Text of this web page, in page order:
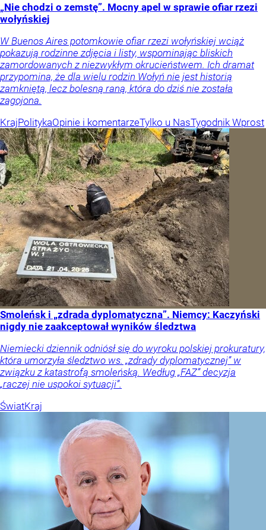
„Nie chodzi o zemstę”. Mocny apel w sprawie ofiar rzezi
wołyńskiej
W Buenos Aires potomkowie ofiar rzezi wołyńskiej wciąż
pokazują rodzinne zdjęcia i listy, wspominając bliskich
zamordowanych z niezwykłym okrucieństwem. Ich dramat
przypomina, że dla wielu rodzin Wołyń nie jest historią
zamkniętą, lecz bolesną raną, która do dziś nie została
zagojona.
KrajPolitykaOpinie i komentarzeTylko u NasTygodnik Wprost
Smoleńsk i „zdrada dyplomatyczna”. Niemcy: Kaczyński
nigdy nie zaakceptował wyników śledztwa
Niemiecki dziennik odniósł się do wyroku polskiej prokuratury,
która umorzyła śledztwo ws. „zdrady dyplomatycznej” w
związku z katastrofą smoleńską. Według „FAZ” decyzja
„raczej nie uspokoi sytuacji”.
ŚwiatKraj